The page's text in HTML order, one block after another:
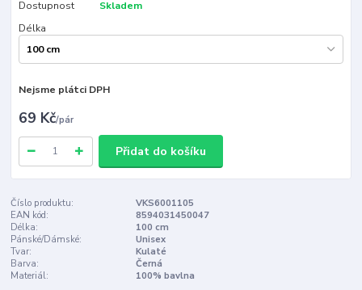
Dostupnost
Skladem
Délka
Nejsme plátci DPH
69 Kč/pár
Přidat do košíku
Číslo produktu:
VKS6001105
EAN kód:
8594031450047
Délka:
100 cm
Pánské/Dámské:
Unisex
Tvar:
Kulaté
Barva:
Černá
Materiál:
100% bavlna